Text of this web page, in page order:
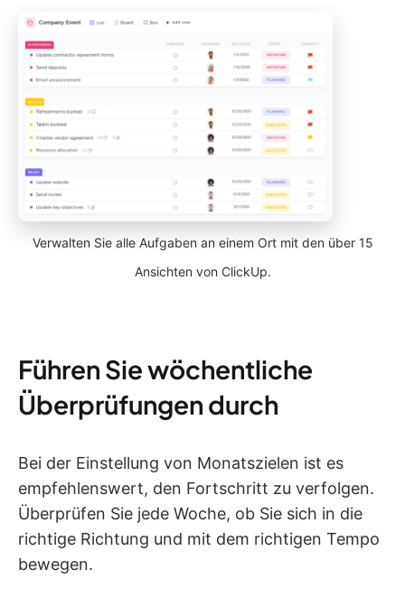
Verwalten Sie alle Aufgaben an einem Ort mit den über 15
Ansichten von ClickUp.
Führen Sie wöchentliche
Überprüfungen durch
Bei der Einstellung von Monatszielen ist es
empfehlenswert, den Fortschritt zu verfolgen.
Überprüfen Sie jede Woche, ob Sie sich in die
richtige Richtung und mit dem richtigen Tempo
bewegen.